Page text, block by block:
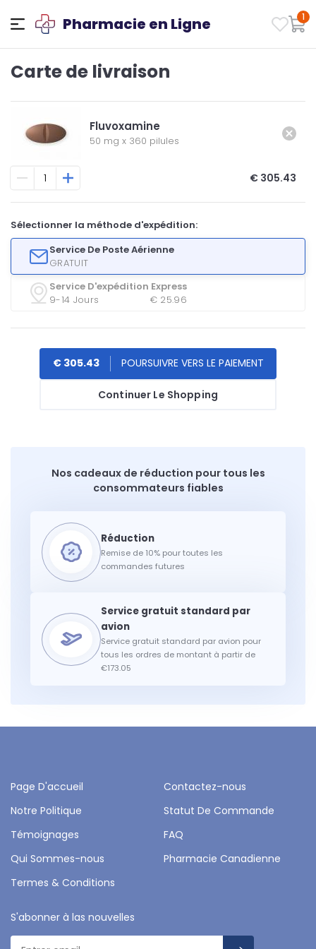
Pharmacie en Ligne 1
Carte de livraison
Fluvoxamine
50 mg x 360 pilules
€ 305.43
Sélectionner la méthode d'expédition:
Service De Poste Aérienne
GRATUIT
Service D'expédition Express
9-14 Jours
€ 25.96
Continuer Le Shopping
€ 305.43
Nos cadeaux de réduction pour tous les
consommateurs fiables
Remise de 10% pour toutes les
commandes futures
Service gratuit standard par avion pour
tous les ordres de montant à partir de
€173.05
Page D'accueil
Contactez-nous
Notre Politique
Statut De Commande
Témoignages
FAQ
Qui Sommes-nous
Pharmacie Canadienne
Termes & Conditions
S'abonner à las nouvelles